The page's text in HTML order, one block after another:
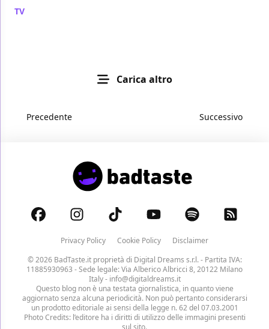
TV
Carica altro
Precedente Successivo
Privacy Policy Cookie Policy
Disclaimer
© 2026 BadTaste.it proprietà di Digital Dreams s.r.l.- Partita IVA:
11885930963 - Sede legale: Via Alberico Albricci 8, 20122 Milano
Italy - info@digitaldreams.it
Questo blog non è una testata giornalistica, in quanto viene
aggiornato senza alcuna periodicità. Non può pertanto considerarsi
un prodotto editoriale ai sensi della legge n. 62 del 07.03.2001
Photo Credits: l’editore ha i diritti di utilizzo delle immagini presenti